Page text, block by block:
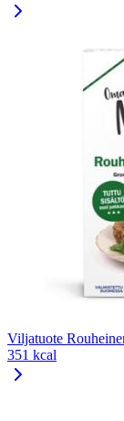
Viljatuote
351 kcal